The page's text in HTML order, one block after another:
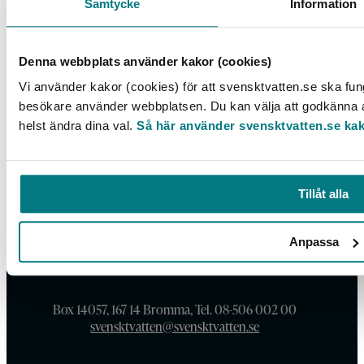
Samtycke Information
Denna webbplats använder kakor (cookies)
Vi använder kakor (cookies) för att svensktvatten.se ska
besökare använder webbplatsen. Du kan välja att
helst ändra dina val. Så här använder svensktvatten.se
Tillåt alla
Anpassa
Box 14057, 167 14 Bromma, Tel. 08-506 002 00
svensktvatten@svensktvatten.se